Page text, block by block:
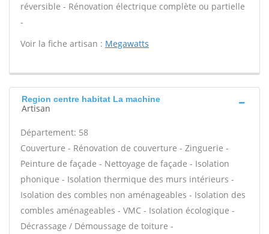
réversible - Rénovation électrique complète ou partielle
-
Voir la fiche artisan : Megawatts
Region centre habitat La machine
Artisan
Département: 58
Couverture - Rénovation de couverture - Zinguerie -
Peinture de façade - Nettoyage de façade - Isolation
phonique - Isolation thermique des murs intérieurs -
Isolation des combles non aménageables - Isolation des
combles aménageables - VMC - Isolation écologique -
Décrassage / Démoussage de toiture -